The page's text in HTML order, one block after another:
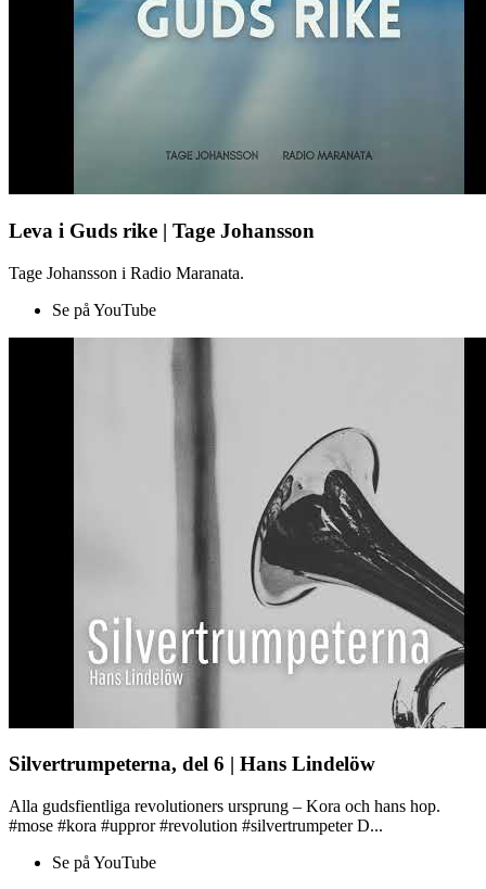
Leva i Guds rike | Tage Johansson
Tage Johansson i Radio Maranata.
Se på YouTube
Silvertrumpeterna, del 6 | Hans Lindelöw
Alla gudsfientliga revolutioners ursprung – Kora och hans hop.
#mose #kora #uppror #revolution #silvertrumpeter D...
Se på YouTube